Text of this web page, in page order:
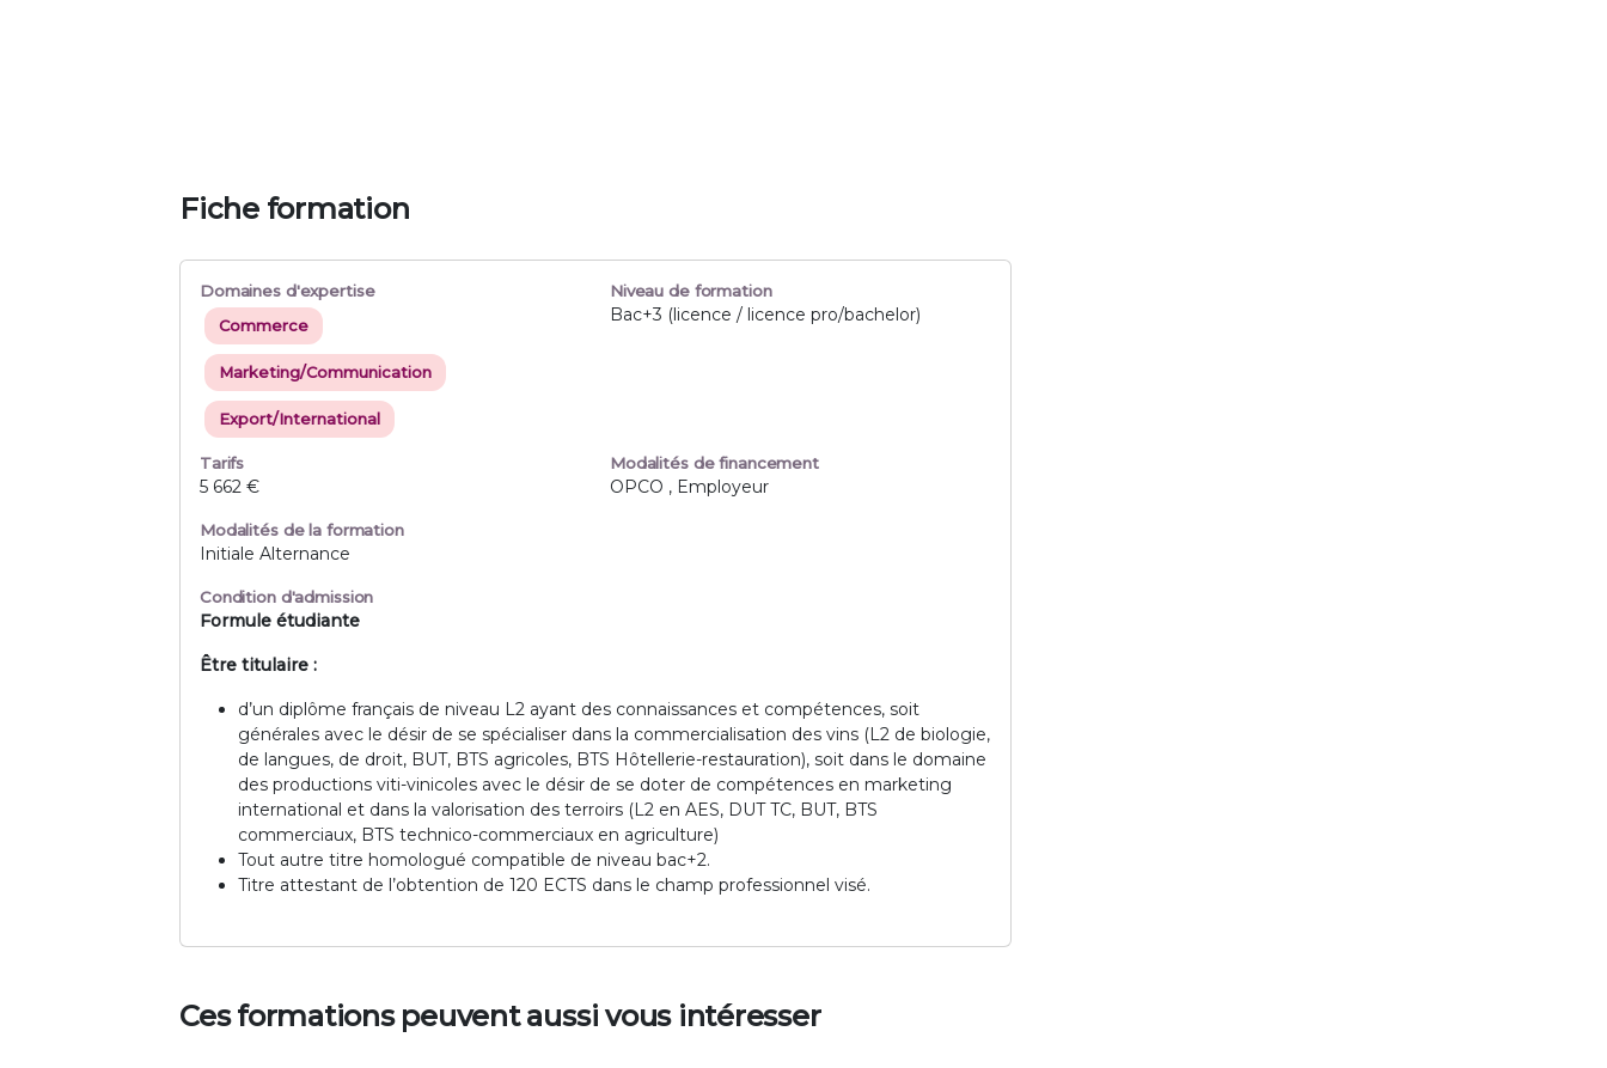
Fiche formation
Domaines d'expertise
Commerce
Marketing/Communication
Export/International
Niveau de formation
Bac+3 (licence / licence pro/bachelor)
Tarifs
5 662 €
Modalités de financement
OPCO , Employeur
Modalités de la formation
Initiale Alternance
Condition d'admission
Formule étudiante
Être titulaire :
d’un diplôme français de niveau L2 ayant des connaissances et compétences, soit
générales avec le désir de se spécialiser dans la commercialisation des vins (L2 de biologie,
de langues, de droit, BUT, BTS agricoles, BTS Hôtellerie-restauration), soit dans le domaine
des productions viti-vinicoles avec le désir de se doter de compétences en marketing
international et dans la valorisation des terroirs (L2 en AES, DUT TC, BUT, BTS
commerciaux, BTS technico-commerciaux en agriculture)
Tout autre titre homologué compatible de niveau bac+2.
Titre attestant de l’obtention de 120 ECTS dans le champ professionnel visé.
Ces formations peuvent aussi vous intéresser